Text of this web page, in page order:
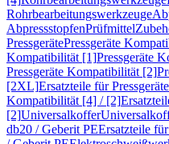
Rohrbearbeitungswerkzeuge
AbpressstopfenPrüfmittel
PressgerätePressgeräte
Kompatibilität [1]Pressgeräte
Pressgeräte Kompatibilität [2]
[2XL]Ersatzteile für
Kompatibilität [4] / [2]
[2]Universalkoffer
db20 / Geberit PEErsatzteile